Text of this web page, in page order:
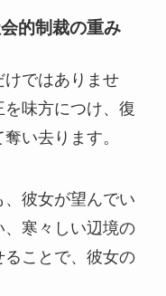
的制裁の重み
けではありませ
味方につけ、復
い去ります。
彼女が望んでい
寒々しい辺境の
ることで、彼女の